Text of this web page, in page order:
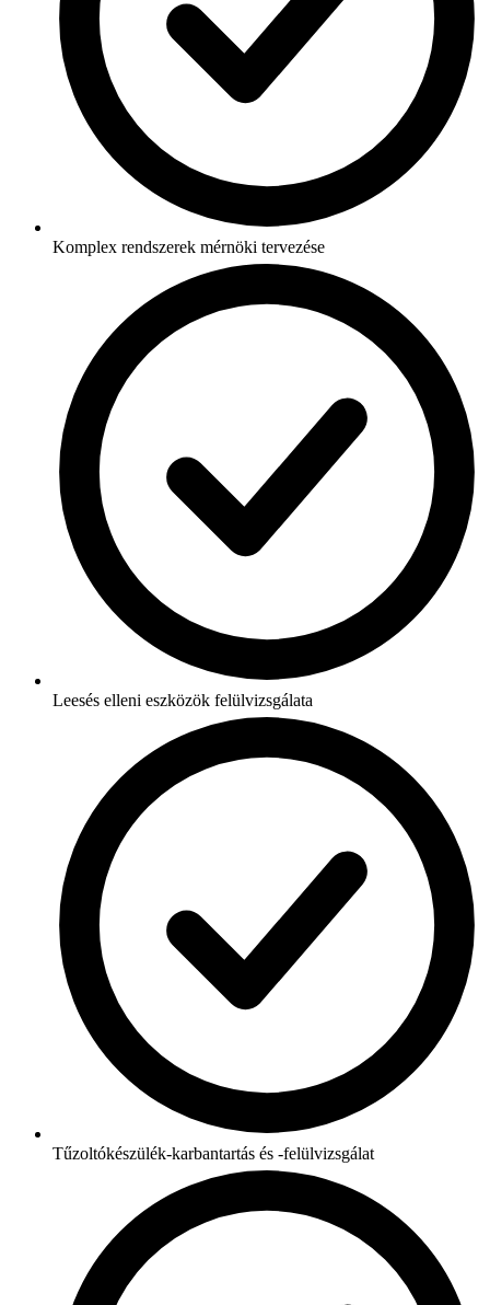
Komplex rendszerek mérnöki tervezése
Leesés elleni eszközök felülvizsgálata
Tűzoltókészülék-karbantartás és -felülvizsgálat